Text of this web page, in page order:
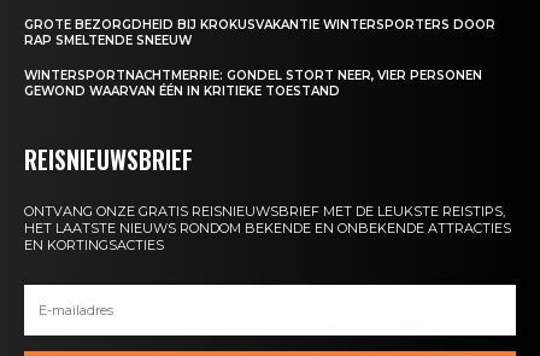
GROTE BEZORGDHEID BIJ KROKUSVAKANTIE WINTERSPORTERS DOOR
RAP SMELTENDE SNEEUW
WINTERSPORTNACHTMERRIE: GONDEL STORT NEER, VIER PERSONEN
GEWOND WAARVAN ÉÉN IN KRITIEKE TOESTAND
REISNIEUWSBRIEF
ONTVANG ONZE GRATIS REISNIEUWSBRIEF MET DE LEUKSTE REISTIPS,
HET LAATSTE NIEUWS RONDOM BEKENDE EN ONBEKENDE ATTRACTIES
EN KORTINGSACTIES